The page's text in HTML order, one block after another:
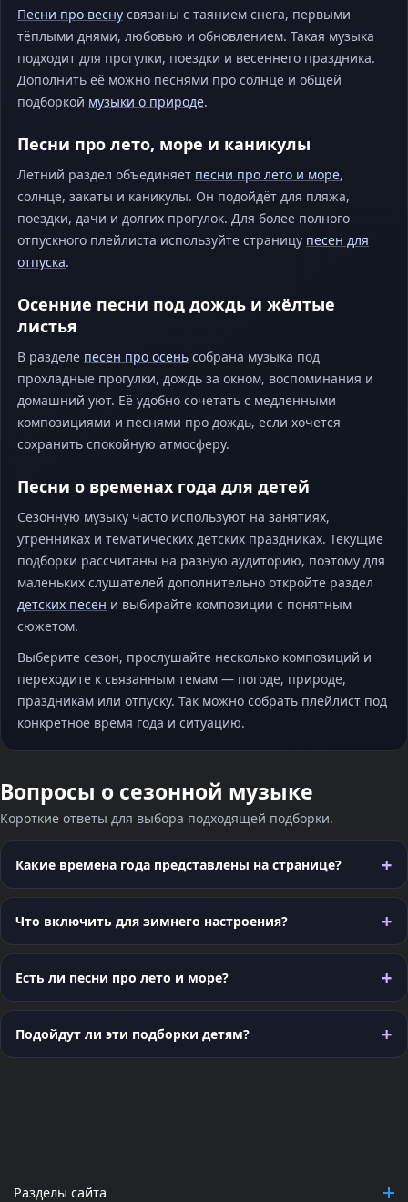
Песни про весну связаны с таянием снега, первыми
тёплыми днями, любовью и обновлением. Такая музыка
подходит для прогулки, поездки и весеннего праздника.
Дополнить её можно песнями про солнце и общей
подборкой музыки о природе.
Песни про лето, море и каникулы
Летний раздел объединяет песни про лето и море,
солнце, закаты и каникулы. Он подойдёт для пляжа,
поездки, дачи и долгих прогулок. Для более полного
отпускного плейлиста используйте страницу песен для
отпуска.
Осенние песни под дождь и жёлтые
листья
В разделе песен про осень собрана музыка под
прохладные прогулки, дождь за окном, воспоминания и
домашний уют. Её удобно сочетать с медленными
композициями и песнями про дождь, если хочется
сохранить спокойную атмосферу.
Песни о временах года для детей
Сезонную музыку часто используют на занятиях,
утренниках и тематических детских праздниках. Текущие
подборки рассчитаны на разную аудиторию, поэтому для
маленьких слушателей дополнительно откройте раздел
детских песен и выбирайте композиции с понятным
сюжетом.
Выберите сезон, прослушайте несколько композиций и
переходите к связанным темам — погоде, природе,
праздникам или отпуску. Так можно собрать плейлист под
конкретное время года и ситуацию.
Вопросы о сезонной музыке
Короткие ответы для выбора подходящей подборки.
Какие времена года представлены на странице?
Что включить для зимнего настроения?
Есть ли песни про лето и море?
Подойдут ли эти подборки детям?
Разделы сайта